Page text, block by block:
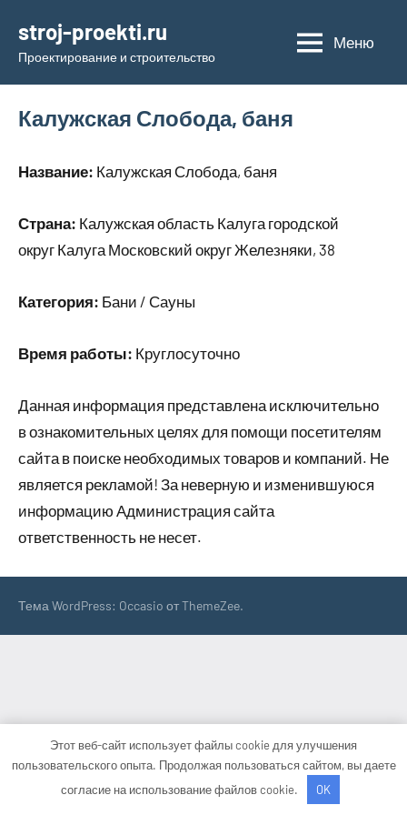
содержимому
stroj-proekti.ru
Проектирование и строительство
Меню
Калужская Слобода, баня
Название: Калужская Слобода, баня
Страна: Калужская область Калуга городской
округ Калуга Московский округ Железняки, 38
Категория: Бани / Сауны
Время работы: Круглосуточно
Данная информация представлена исключительно
в ознакомительных целях для помощи посетителям
сайта в поиске необходимых товаров и компаний. Не
является рекламой! За неверную и изменившуюся
информацию Администрация сайта
ответственность не несет.
Тема WordPress: Occasio от ThemeZee.
Этот веб-сайт использует файлы cookie для улучшения
пользовательского опыта. Продолжая пользоваться сайтом, вы даете
согласие на использование файлов cookie.
OK